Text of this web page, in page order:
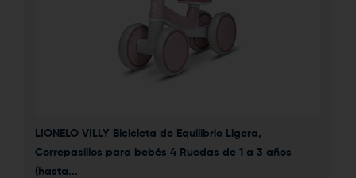
LIONELO VILLY Bicicleta de Equilibrio Ligera,
Correpasillos para bebés 4 Ruedas de 1 a 3 años
(hasta...